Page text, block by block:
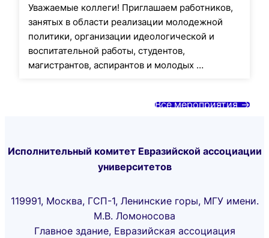
Уважаемые коллеги! Приглашаем работников,
занятых в области реализации молодежной
политики, организации идеологической и
воспитательной работы, студентов,
магистрантов, аспирантов и молодых …
Все мероприятия ->
Исполнительный комитет Евразийской ассоциации
университетов
119991, Москва, ГСП-1, Ленинские горы, МГУ имени.
М.В. Ломоносова
Главное здание, Евразийская ассоциация